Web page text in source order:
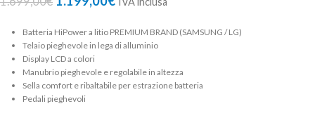
Batteria HiPower a litio PREMIUM BRAND (SAMSUNG / LG)
Telaio pieghevole in lega di alluminio
Display LCD a colori
Manubrio pieghevole e regolabile in altezza
Sella comfort e ribaltabile per estrazione batteria
Pedali pieghevoli